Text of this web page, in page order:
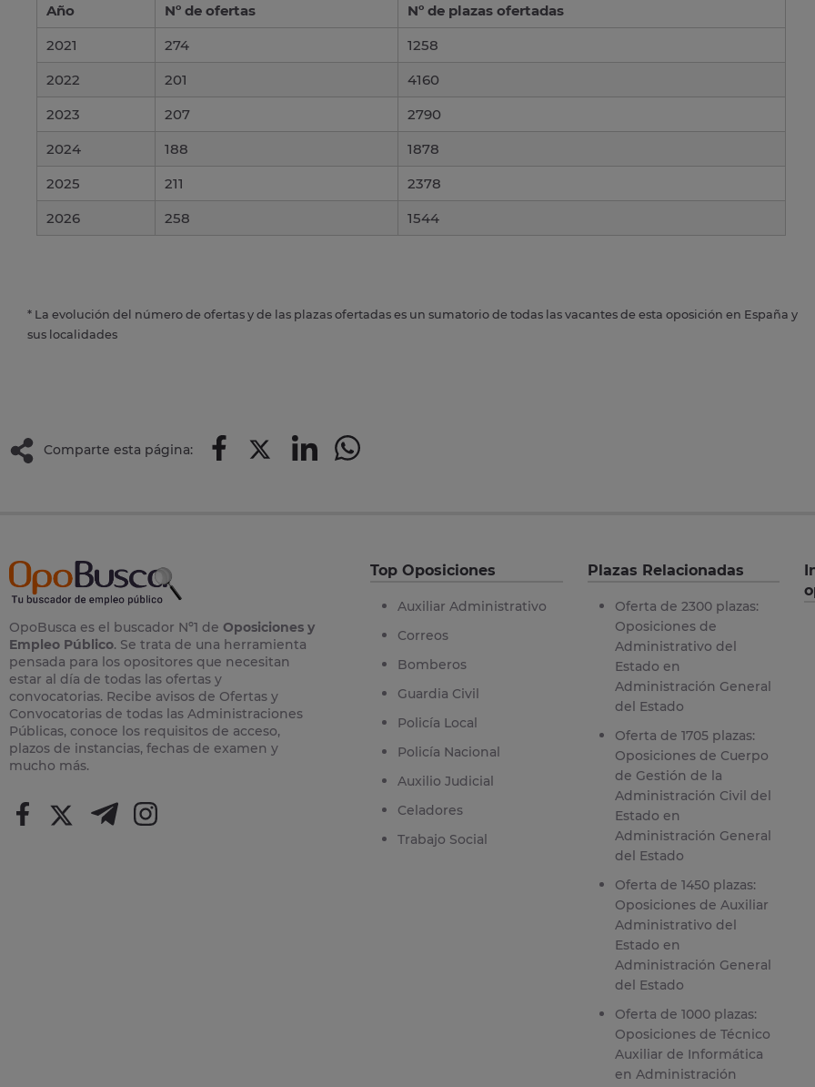
Año Nº de ofertas
Nº de plazas ofertadas
2021
274
1258
2022
201
4160
2023
207
2790
2024
188
1878
2025
211
2378
2026
258 1544
* La evolución del número de ofertas y de las plazas ofertadas es un sumatorio de todas las vacantes de esta oposición en España y
sus localidades
Comparte esta página:
OpoBusca es el buscador Nº1 de Oposiciones y
Empleo Público. Se trata de una herramienta
pensada para los opositores que necesitan
estar al día de todas las ofertas y
convocatorias. Recibe avisos de Ofertas y
Convocatorias de todas las Administraciones
Públicas, conoce los requisitos de acceso,
plazos de instancias, fechas de examen y
mucho más.
Top Oposiciones
Auxiliar Administrativo
Correos
Bomberos
Guardia Civil
Policía Local
Policía Nacional
Auxilio Judicial
Celadores
Trabajo Social
Plazas Relacionadas
Oferta de 2300 plazas:
Oposiciones de
Administrativo del
Estado en
Administración General
del Estado
Oferta de 1705 plazas:
Oposiciones de Cuerpo
de Gestión de la
Administración Civil del
Estado en
Administración General
del Estado
Oferta de 1450 plazas:
Oposiciones de Auxiliar
Administrativo del
Estado en
Administración General
del Estado
Oferta de 1000 plazas:
Oposiciones de Técnico
Auxiliar de Informática
en Administración